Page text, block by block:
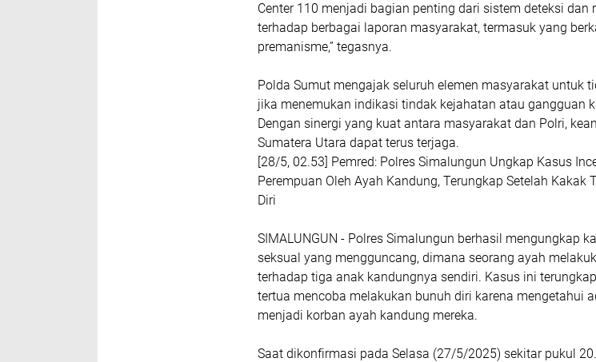
Center 110 menjadi bagian penting dari sistem deteksi dan
terhadap berbagai laporan masyarakat, termasuk yang
premanisme,” tegasnya.
Polda Sumut mengajak seluruh elemen masyarakat untuk
jika menemukan indikasi tindak kejahatan atau gangguan
Dengan sinergi yang kuat antara masyarakat dan Polri,
Sumatera Utara dapat terus terjaga.
[28/5, 02.53] Pemred: Polres Simalungun Ungkap Kasus
Perempuan Oleh Ayah Kandung, Terungkap Setelah Kakak
Diri
SIMALUNGUN - Polres Simalungun berhasil mengungkap
seksual yang mengguncang, dimana seorang ayah
terhadap tiga anak kandungnya sendiri. Kasus ini
tertua mencoba melakukan bunuh diri karena mengetahui
menjadi korban ayah kandung mereka.
Saat dikonfirmasi pada Selasa (27/5/2025) sekitar pukul